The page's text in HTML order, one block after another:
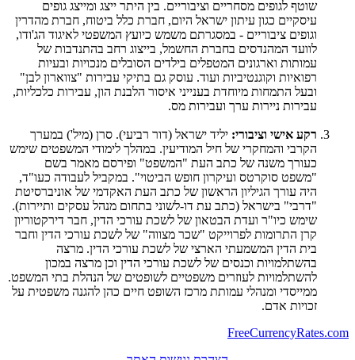
שוטף לגופים מסחריים וציבוריים. בין היתר ייצג ומייצג גופים
עיסקיים כגון עיתון ישראל היום, חברת כלל ביטוח, חברת מהדרין
וגופים ציבוריים - במסגרתם משמש כיועץ המשפטי לאיגוד הג'ודו,
לוועד המהנדסים בחברת החשמל, בייצוג רחב בהתנדבות של
עמותות וארגונים המטפלים בילדים הסובלים מנכויות ובעיות
רפואיות וקוגנטיביות ועוד. עוסק גם בתיקי עבירות "צווארון לבן"
ובעל התמחות מיוחדת בענייני איסור הלבנת הון, עבירות כלכליות,
עבירות ניירות ערך ועבירות מס.
רקע אישי וציבורי: יליד ישראל (דור רביעי). סרן (מיל') במערך
הקרבי והמחקרי של חיל המודיעין. במהלך לימודי המשפטים שימש
כעורך משנה של כתב העת "המשפט" ופירסם מאמר בשם
"משפט סוקרטס ועיקרון חופש הביטוי". במקביל לעבודה כעו"ד,
היה עורך הגיליון הראשון של כתב העת האקדמי של אוניברסיטת
"דרבי" בישראל (כתב עת דו-לשוני בתחום מנהל עסקים ותיירות).
שימש כיו"ר ועדת הבטאון של לשכת עורכי הדין, חבר דירקטוריון
קרן התרומות לפרוייקט "שכר מצווה" של לשכת עורכי הדין וחבר
בית הדין המשמעתי הארצי של לשכת עורכי הדין. מרצה
בהשתלמויות וכנסים של לשכת עורכי הדין וכן מרצה במכון
להשתלמויות לעוזרים משפטיים לשופטים של הנהלת בתי המשפט.
ממייסדי ומנהלי עמותת מרכז השופט חיים כהן להגנה משפטית על
זכויות אדם.
FreeCurrencyRates.com